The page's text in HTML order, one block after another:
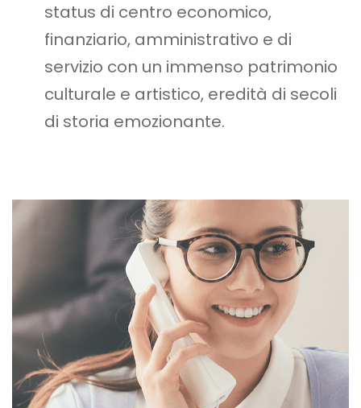
status di centro economico,
finanziario, amministrativo e di
servizio con un immenso patrimonio
culturale e artistico, eredità di secoli
di storia emozionante.